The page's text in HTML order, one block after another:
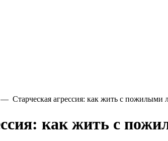
— Старческая агрессия: как жить с пожилыми
как жить с